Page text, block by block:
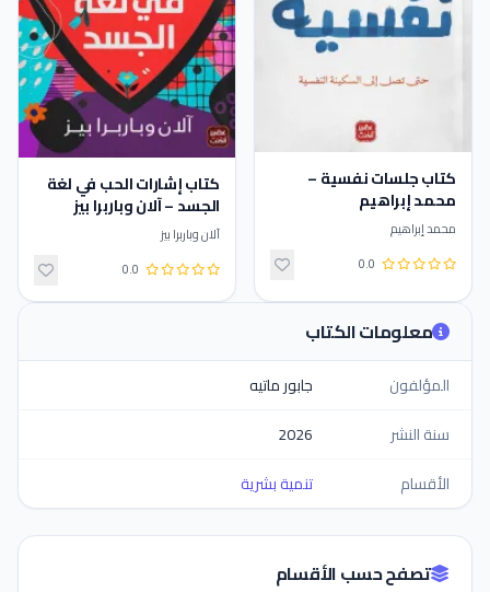
كتاب جلسات نفسية –
محمد إبراهيم
محمد إبراهيم
0.0
كتاب إشارات الحب في لغة
الجسد – آلان وباربرا بيز
آلان وباربرا بيز
0.0
معلومات الكتاب
المؤلفون
جابور ماتيه
سنة النشر
2026
الأقسام
تنمية بشرية
تصفح حسب الأقسام